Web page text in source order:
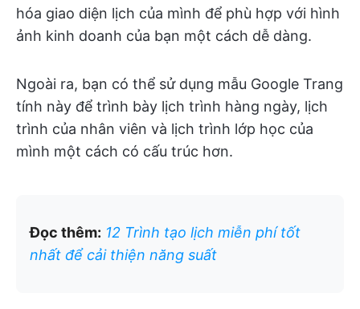
hóa giao diện lịch của mình để phù hợp với hình
ảnh kinh doanh của bạn một cách dễ dàng.
Ngoài ra, bạn có thể sử dụng mẫu Google Trang
tính này để trình bày lịch trình hàng ngày, lịch
trình của nhân viên và lịch trình lớp học của
mình một cách có cấu trúc hơn.
Đọc thêm: 12 Trình tạo lịch miễn phí tốt
nhất để cải thiện năng suất